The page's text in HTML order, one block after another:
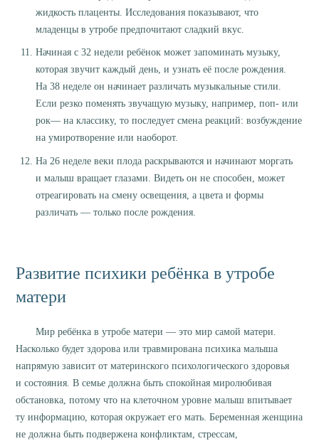
жидкость плаценты. Исследования показывают, что
младенцы в утробе предпочитают сладкий вкус.
Начиная с 32 недели ребёнок может запоминать музыку,
которая звучит каждый день, и узнать её после рождения.
На 38 неделе он начинает различать музыкальные стили.
Если резко поменять звучащую музыку, например, поп- или
рок— на классику, то последует смена реакций: возбуждение
на умиротворение или наоборот.
На 26 неделе веки плода раскрываются и начинают моргать
и малыш вращает глазами. Видеть он не способен, может
отреагировать на смену освещения, а цвета и формы
различать — только после рождения.
Развитие психики ребёнка в утробе
матери
Мир ребёнка в утробе матери — это мир самой матери.
Насколько будет здорова или травмирована психика малыша
напрямую зависит от материнского психологического здоровья
и состояния. В семье должна быть спокойная миролюбивая
обстановка, потому что на клеточном уровне малыш впитывает
ту информацию, которая окружает его мать. Беременная женщина
не должна быть подвержена конфликтам, стрессам,